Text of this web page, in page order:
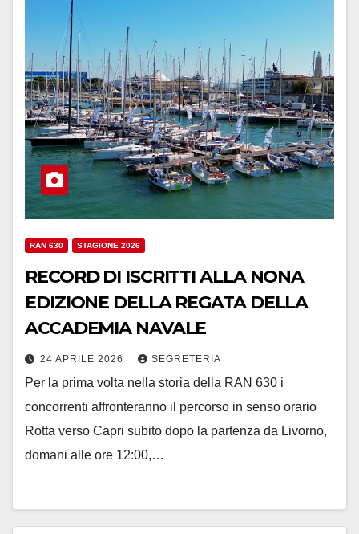
RAN 630 STAGIONE 2026
RECORD DI ISCRITTI ALLA NONA
EDIZIONE DELLA REGATA DELLA
ACCADEMIA NAVALE
24 APRILE 2026 SEGRETERIA
Per la prima volta nella storia della RAN 630 i
concorrenti affronteranno il percorso in senso orario
Rotta verso Capri subito dopo la partenza da Livorno,
domani alle ore 12:00,…